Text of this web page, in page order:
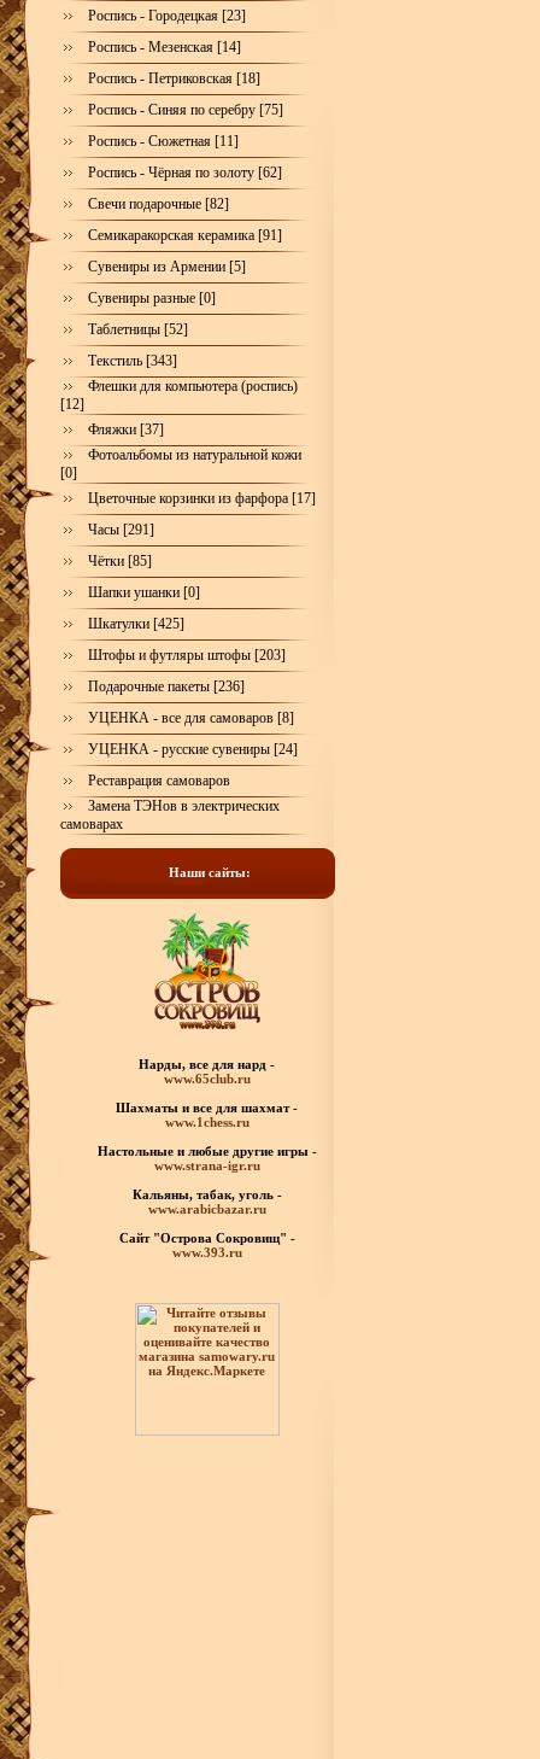
Роспись - Городецкая [23]
Роспись - Мезенская [14]
Роспись - Петриковская [18]
Роспись - Синяя по серебру [75]
Роспись - Сюжетная [11]
Роспись - Чёрная по золоту [62]
Свечи подарочные [82]
Семикаракорская керамика [91]
Сувениры из Армении [5]
Сувениры разные [0]
Таблетницы [52]
Текстиль [343]
Флешки для компьютера (роспись)
[12]
Фляжки [37]
Фотоальбомы из натуральной кожи
[0]
Цветочные корзинки из фарфора [17]
Часы [291]
Чётки [85]
Шапки ушанки [0]
Шкатулки [425]
Штофы и футляры штофы [203]
Подарочные пакеты [236]
УЦЕНКА - все для самоваров [8]
УЦЕНКА - русские сувениры [24]
Реставрация самоваров
Замена ТЭНов в электрических
самоварах
Наши сайты:
Нарды, все для нард -
www.65club.ru
Шахматы и все для шахмат -
www.1chess.ru
Настольные и любые другие игры -
www.strana-igr.ru
Кальяны, табак, уголь -
www.arabicbazar.ru
Сайт "Острова Сокровищ" -
www.393.ru